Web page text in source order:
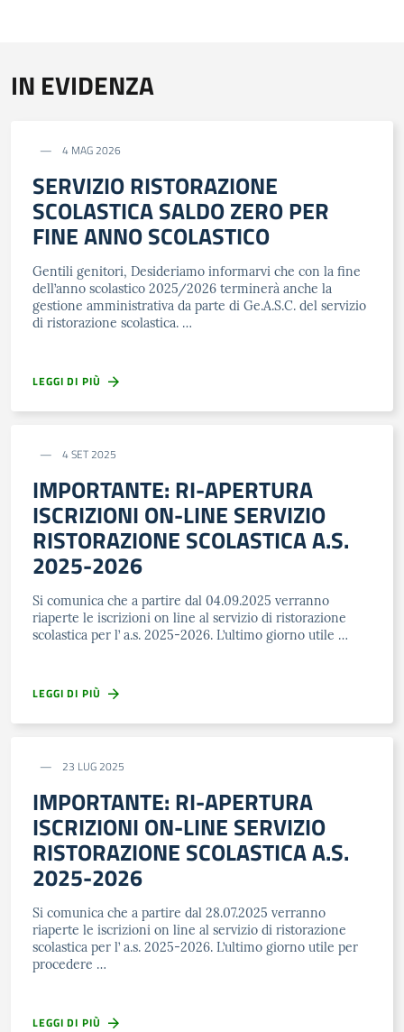
IN EVIDENZA
4 MAG 2026
SERVIZIO RISTORAZIONE
SCOLASTICA SALDO ZERO PER
FINE ANNO SCOLASTICO
Gentili genitori, Desideriamo informarvi che con la fine
dell’anno scolastico 2025/2026 terminerà anche la
gestione amministrativa da parte di Ge.A.S.C. del servizio
di ristorazione scolastica. …
LEGGI DI PIÙ
4 SET 2025
IMPORTANTE: RI-APERTURA
ISCRIZIONI ON-LINE SERVIZIO
RISTORAZIONE SCOLASTICA A.S.
2025-2026
Si comunica che a partire dal 04.09.2025 verranno
riaperte le iscrizioni on line al servizio di ristorazione
scolastica per l’ a.s. 2025-2026. L’ultimo giorno utile …
LEGGI DI PIÙ
23 LUG 2025
IMPORTANTE: RI-APERTURA
ISCRIZIONI ON-LINE SERVIZIO
RISTORAZIONE SCOLASTICA A.S.
2025-2026
Si comunica che a partire dal 28.07.2025 verranno
riaperte le iscrizioni on line al servizio di ristorazione
scolastica per l’ a.s. 2025-2026. L’ultimo giorno utile per
procedere …
LEGGI DI PIÙ